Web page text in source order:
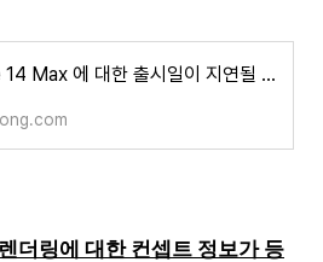
iPhone 14 Max 에 대한 출시일이 지연될 수도 있다는 새로운 정보 등장?
더링에 대한 컨셉트 정보가 등